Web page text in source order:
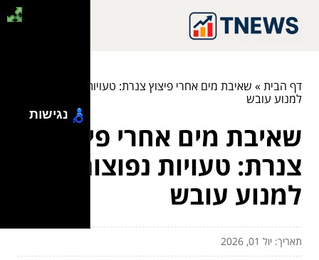
דף הבית» שאיבת מים אחרי פיצוץ צנרת: טעויות נפוצות ואיך
למנוע עובש
שאיבת מים אחרי פיצוץ
צנרת: טעויות נפוצות ואיך
למנוע עובש
תאריך: יול 01, 2026
נגישות